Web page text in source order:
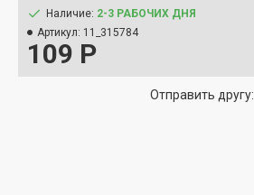
109 Р
Наличие: 2-3 РАБОЧИХ ДНЯ
Артикул: 11_315784
Отправить другу: